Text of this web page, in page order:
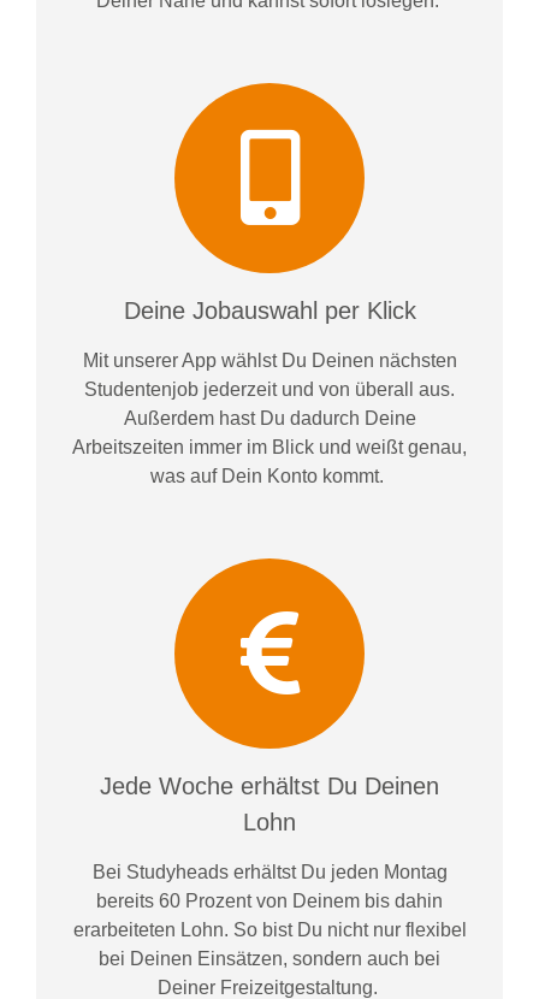
Deine Jobauswahl per Klick
Mit unserer App wählst Du Deinen nächsten
Studentenjob jederzeit und von überall aus.
Außerdem hast Du dadurch Deine
Arbeitszeiten immer im Blick und weißtgenau,
was auf Dein Konto kommt.
Jede Woche erhältst Du Deinen
Lohn
Bei Studyheadserhältst Du jeden Montag
bereits 60 Prozent von Deinem bis dahin
erarbeiteten Lohn. So bist Du nicht nur flexibel
bei Deinen Einsätzen, sondern auch bei
DeinerFreizeitgestaltung.